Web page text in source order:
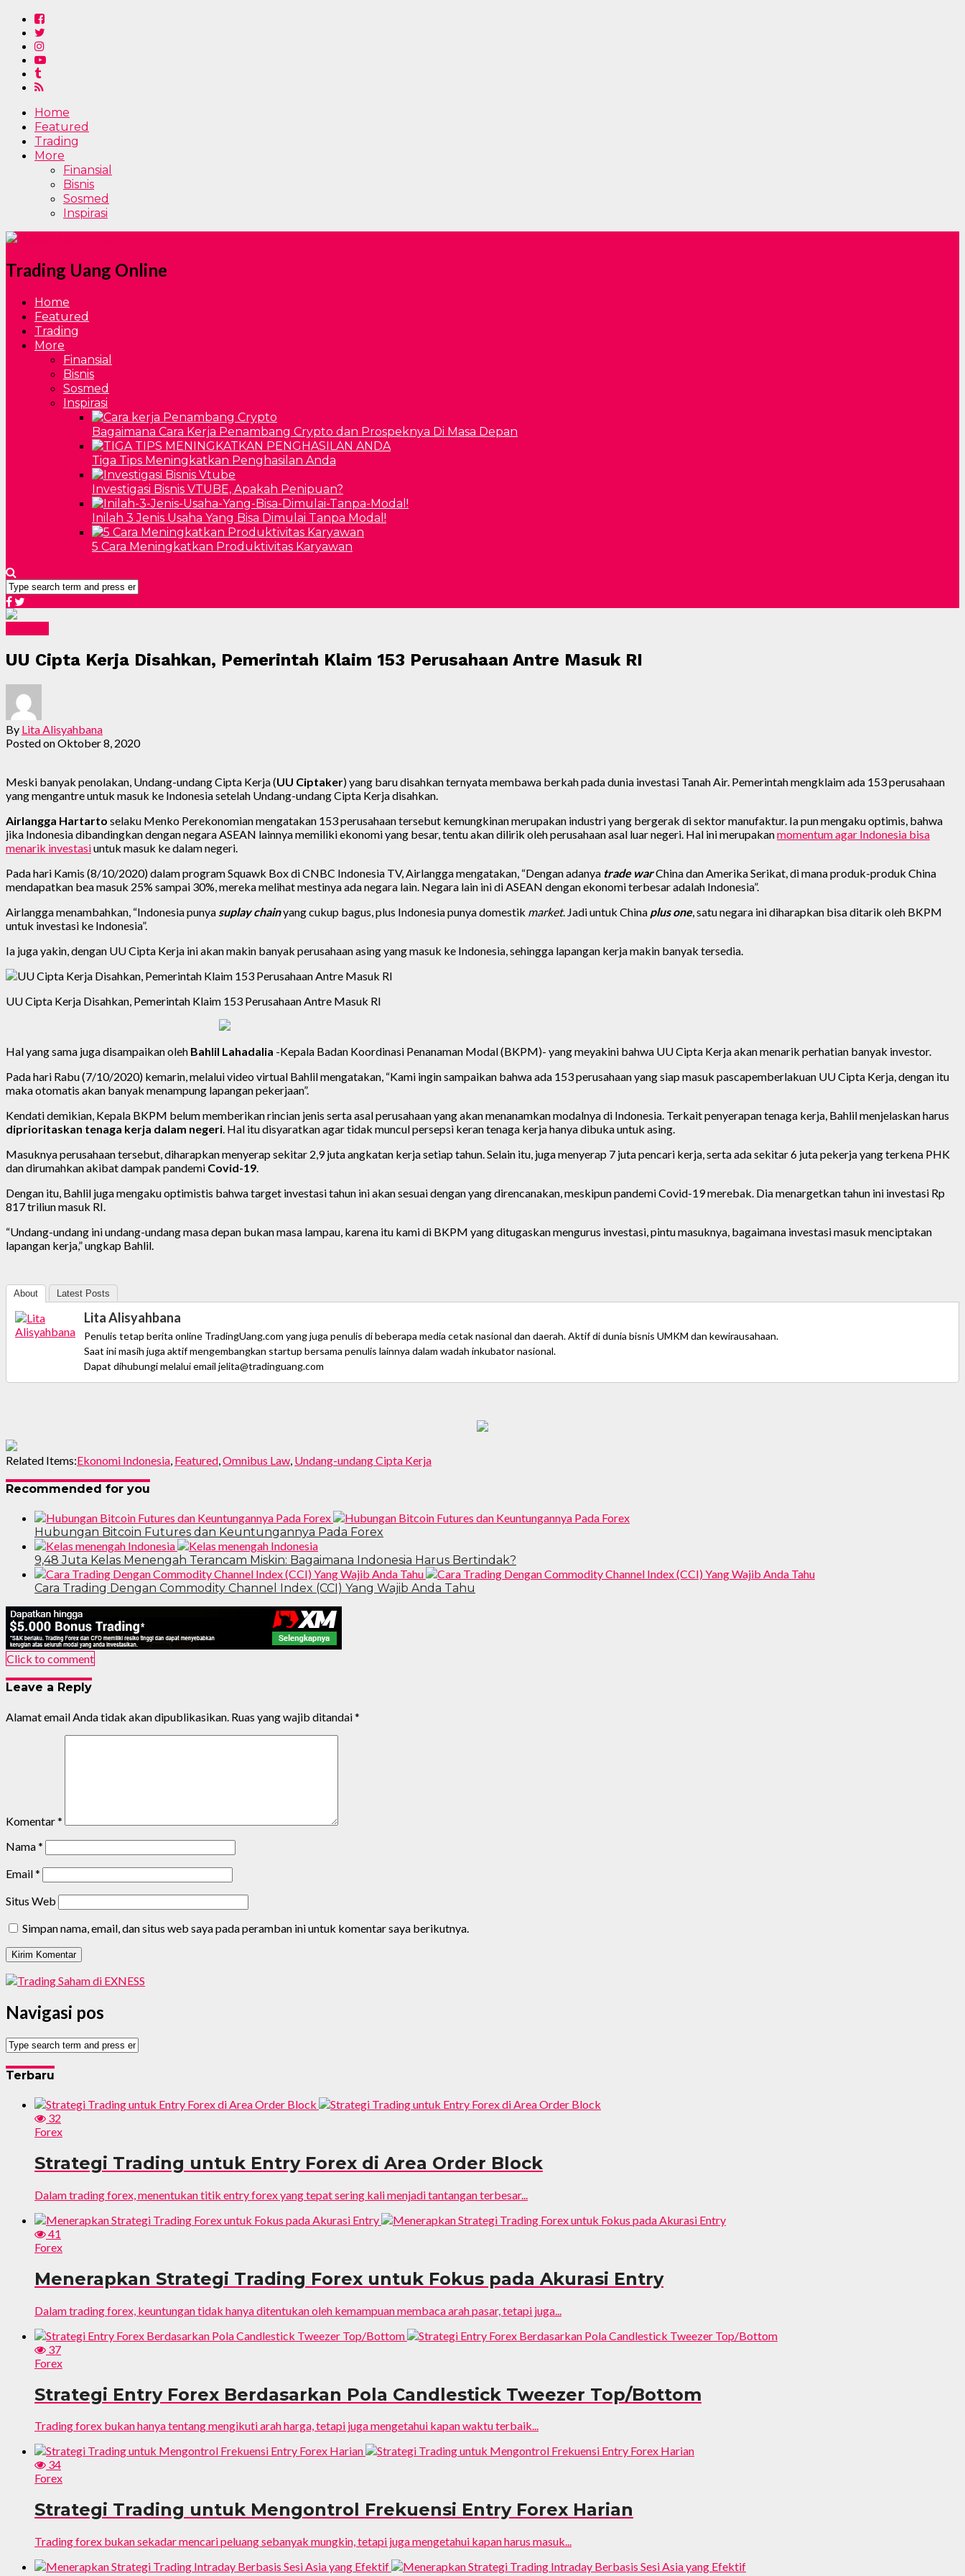
Home
Featured
Trading
More
Finansial
Bisnis
Sosmed
Inspirasi
Trading Uang Online
Home
Featured
Trading
More
Finansial
Bisnis
Sosmed
Inspirasi
Bagaimana Cara Kerja Penambang Crypto dan Prospeknya Di Masa Depan
Tiga Tips Meningkatkan Penghasilan Anda
Investigasi Bisnis VTUBE, Apakah Penipuan?
Inilah 3 Jenis Usaha Yang Bisa Dimulai Tanpa Modal!
5 Cara Meningkatkan Produktivitas Karyawan
UU Cipta Kerja Disahkan, Pemerintah Klaim 153 Perusahaan Antre Masuk RI
By Lita Alisyahbana
Posted onOktober 8, 2020
Meski banyak penolakan, Undang-undang Cipta Kerja (UU Ciptaker) yang baru disahkan ternyata membawa berkah pada dunia investasi Tanah Air. Pemerintah mengklaim ada 153 perusahaan
yang mengantre untuk masuk ke Indonesia setelah Undang-undang Cipta Kerja disahkan.
Airlangga Hartarto selaku Menko Perekonomian mengatakan 153 perusahaan tersebut kemungkinan merupakan industri yang bergerak di sektor manufaktur. Ia pun mengaku optimis, bahwa
jika Indonesia dibandingkan dengan negara ASEAN lainnya memiliki ekonomi yang besar, tentu akan dilirik oleh perusahaan asal luar negeri. Hal ini merupakanmomentum agar Indonesia bisa
menarik investasiuntuk masuk ke dalam negeri.
Pada hari Kamis (8/10/2020) dalam program Squawk Box di CNBC Indonesia TV, Airlangga mengatakan, “Dengan adanya trade warChina dan Amerika Serikat, di mana produk-produk China
mendapatkan bea masuk 25% sampai 30%, mereka melihat mestinya ada negara lain. Negara lain ini di ASEAN dengan ekonomi terbesar adalah Indonesia”.
Airlangga menambahkan, “Indonesia punya suplay chainyang cukup bagus, plus Indonesia punya domestik market. Jadi untuk China plus one, satu negara ini diharapkan bisa ditarik oleh BKPM
untuk investasi ke Indonesia”.
Ia juga yakin, dengan UU Cipta Kerja ini akan makin banyak perusahaan asing yang masuk ke Indonesia, sehingga lapangan kerja makin banyak tersedia.
UU Cipta Kerja Disahkan, Pemerintah Klaim 153 Perusahaan Antre Masuk RI
Hal yang sama juga disampaikan oleh Bahlil Lahadalia -Kepala Badan Koordinasi Penanaman Modal (BKPM)- yang meyakini bahwa UU Cipta Kerja akan menarik perhatian banyak investor.
Pada hari Rabu (7/10/2020) kemarin, melalui video virtual Bahlil mengatakan, “Kami ingin sampaikan bahwa ada 153 perusahaan yang siap masuk pascapemberlakuan UU Cipta Kerja, dengan itu
maka otomatis akan banyak menampung lapangan pekerjaan”.
Kendati demikian, Kepala BKPM belum memberikan rincian jenis serta asal perusahaan yang akan menanamkan modalnya di Indonesia. Terkait penyerapan tenaga kerja, Bahlil menjelaskan harus
diprioritaskan tenaga kerja dalam negeri . Hal itu disyaratkan agar tidak muncul persepsi keran tenaga kerja hanya dibuka untuk asing.
Masuknya perusahaan tersebut, diharapkan menyerap sekitar 2,9 juta angkatan kerja setiap tahun. Selain itu, juga menyerap 7 juta pencari kerja, serta ada sekitar 6 juta pekerja yang terkena PHK
dan dirumahkan akibat dampak pandemi Covid-19
Dengan itu, Bahlil juga mengaku optimistis bahwa target investasi tahun ini akan sesuai dengan yang direncanakan, meskipun pandemi Covid-19 merebak. Dia menargetkan tahun ini investasi Rp
817 triliun masuk RI.
“Undang-undang ini undang-undang masa depan bukan masa lampau, karena itu kami di BKPM yang ditugaskan mengurus investasi, pintu masuknya, bagaimana investasi masuk menciptakan
lapangan kerja,” ungkap Bahlil.
About Latest Posts
Lita Alisyahbana
Penulis tetap berita online TradingUang.com yang juga penulis di beberapa media cetak nasional dan daerah. Aktif di dunia bisnis UMKM dan kewirausahaan.
Saat ini masih juga aktif mengembangkan startup bersama penulis lainnya dalam wadah inkubator nasional.
Dapat dihubungi melalui email jelita@tradinguang.com
Related Items:Ekonomi Indonesia Featured Omnibus Law Undang-undang Cipta Kerja
Recommended for you
Hubungan Bitcoin Futures dan Keuntungannya Pada Forex
9,48 Juta Kelas Menengah Terancam Miskin: Bagaimana Indonesia Harus Bertindak?
Cara Trading Dengan Commodity Channel Index (CCI) Yang Wajib Anda Tahu
Click to comment
Leave a Reply
Alamat email Anda tidak akan dipublikasikan. Ruas yang wajib ditandai*
Komentar*
Nama*
Email*
Situs Web
Simpan nama, email, dan situs web saya pada peramban ini untuk komentar saya berikutnya.
Navigasi pos
Terbaru
32
Forex
Strategi Trading untuk Entry Forex di Area Order Block
Dalam trading forex, menentukan titik entry forex yang tepat sering kali menjadi tantangan terbesar...
41
Forex
Menerapkan Strategi Trading Forex untuk Fokus pada Akurasi Entry
Dalam trading forex, keuntungan tidak hanya ditentukan oleh kemampuan membaca arah pasar, tetapi juga...
37
Forex
Strategi Entry Forex Berdasarkan Pola Candlestick Tweezer Top/Bottom
Trading forex bukan hanya tentang mengikuti arah harga, tetapi juga mengetahui kapan waktu terbaik...
34
Forex
Strategi Trading untuk Mengontrol Frekuensi Entry Forex Harian
Trading forex bukan sekadar mencari peluang sebanyak mungkin, tetapi juga mengetahui kapan harus masuk...